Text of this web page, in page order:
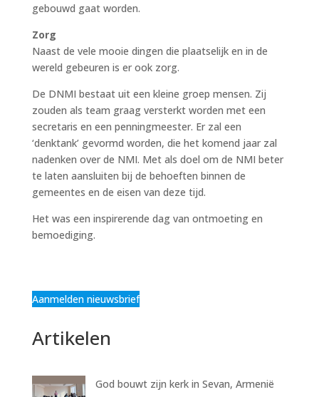
gebouwd gaat worden.
Zorg
Naast de vele mooie dingen die plaatselijk en in de
wereld gebeuren is er ook zorg.
De DNMI bestaat uit een kleine groep mensen. Zij
zouden als team graag versterkt worden met een
secretaris en een penningmeester. Er zal een
‘denktank’ gevormd worden, die het komend jaar zal
nadenken over de NMI. Met als doel om de NMI beter
te laten aansluiten bij de behoeften binnen de
gemeentes en de eisen van deze tijd.
Het was een inspirerende dag van ontmoeting en
bemoediging.
Aanmelden nieuwsbrief
Artikelen
God bouwt zijn kerk in Sevan, Armenië